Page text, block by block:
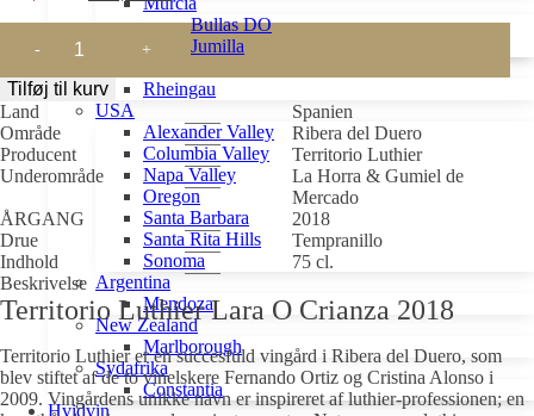
Bullas DO
Jumilla
Rheingau
USA
Alexander Valley
Columbia Valley
Napa Valley
Oregon
Santa Barbara
Santa Rita Hills
Sonoma
Argentina
Mendoza
New Zealand
Marlborough
Sydafrika
Constantia
Hvidvin
Luthier
Lara
O
Crianza
2018
antal
Tilføj til kurv
Land
Spanien
Område
Ribera del Duero
Producent
Territorio Luthier
Underområde
La Horra & Gumiel de
Mercado
ÅRGANG
2018
Drue
Tempranillo
Indhold
75 cl.
Beskrivelse
Territorio Luthier Lara O Crianza 2018
Territorio Luthier er en succesfuld vingård i Ribera del Duero, som
blev stiftet af de to vinelskere Fernando Ortiz og Cristina Alonso i
2009. Vingårdens unikke navn er inspireret af ​​luthier-professionen; en